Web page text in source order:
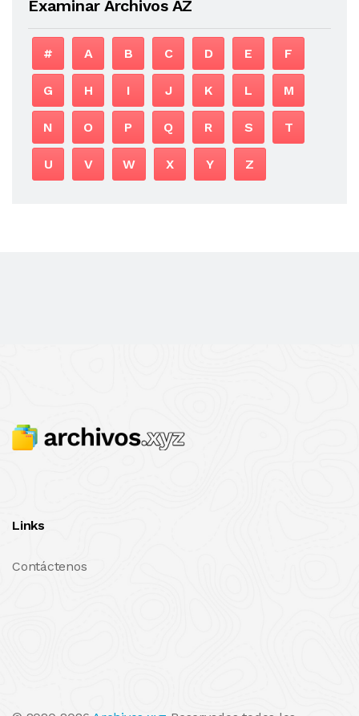
Examinar Archivos AZ
# A B C D E F
G H I J K L M
N O P Q R S T
U V W X Y Z
Links
Contáctenos